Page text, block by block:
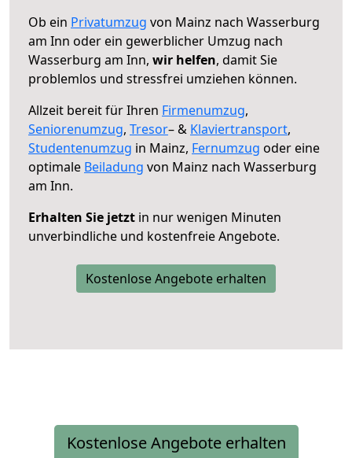
Ob ein Privatumzug von Mainz nach Wasserburg
am Inn oder ein gewerblicher Umzug nach
Wasserburg am Inn, wir helfen, damit Sie
problemlos und stressfrei umziehen können.
Allzeit bereit für Ihren Firmenumzug,
Seniorenumzug, Tresor– & Klaviertransport,
Studentenumzug in Mainz, Fernumzug oder eine
optimale Beiladung von Mainz nach Wasserburg
am Inn.
Erhalten Sie jetzt in nur wenigen Minuten
unverbindliche und kostenfreie Angebote.
Kostenlose Angebote erhalten
Kostenlose Angebote erhalten